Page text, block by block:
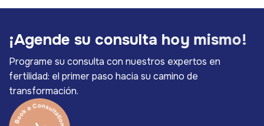
¡Agende su consulta hoy mismo!
Programe su consulta con nuestros expertos en
fertilidad: el primer paso hacia su camino de
transformación.